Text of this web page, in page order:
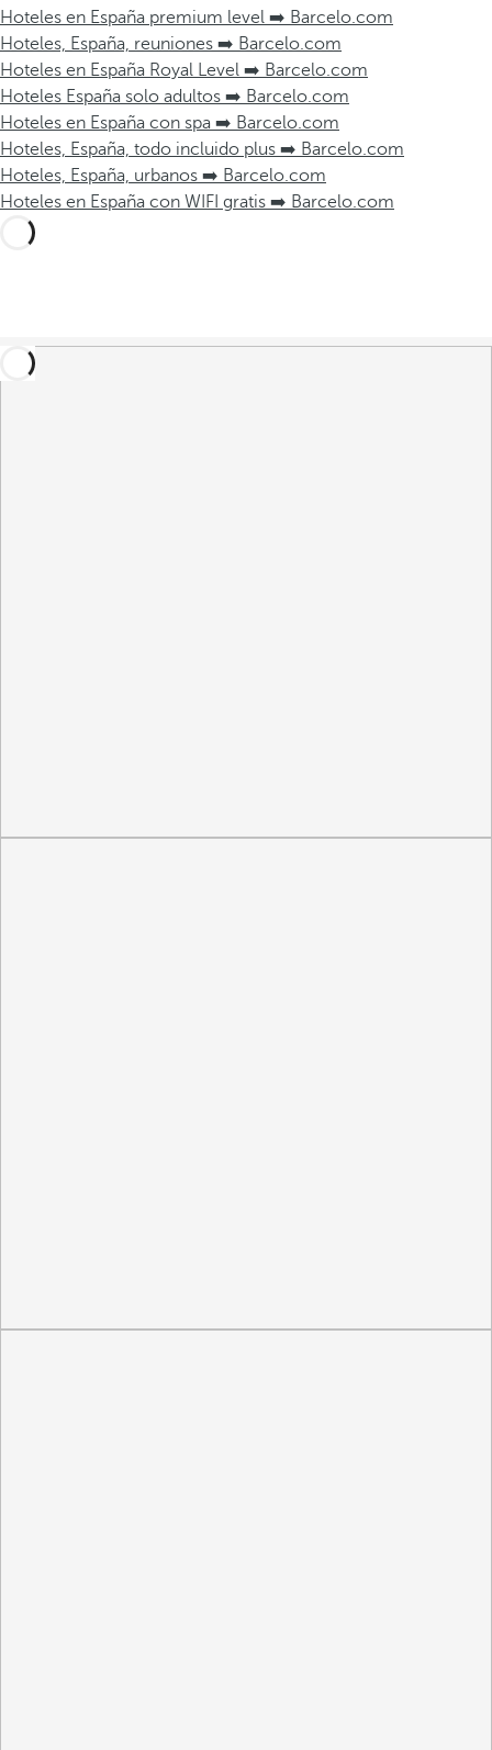
Hoteles en España premium level ➡️ Barcelo.com
Hoteles, España, reuniones ➡️ Barcelo.com
Hoteles en España Royal Level ➡️ Barcelo.com
Hoteles España solo adultos ➡️ Barcelo.com
Hoteles en España con spa ➡️ Barcelo.com
Hoteles, España, todo incluido plus ➡️ Barcelo.com
Hoteles, España, urbanos ➡️ Barcelo.com
Hoteles en España con WIFI gratis ➡️ Barcelo.com